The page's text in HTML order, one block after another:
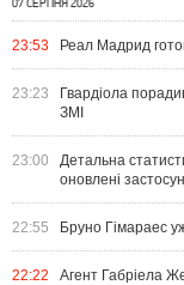
07 СЕРПНЯ 2026
23:53 Реал Мадрид
23:23
Гвардіола
ЗМІ
23:00
Детальна
оновлені
22:55 Бруно Гімараес
22:22
Агент Габріела